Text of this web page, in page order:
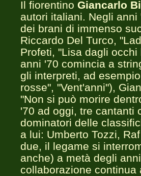
Il fiorentino Giancarlo
autori italiani. Negli
dei brani di immenso
Riccardo Del Turco,
Profeti, "Lisa dagli
anni '70 comincia a
gli interpreti, ad
rosse", "Vent'anni"),
"Non si può morire
'70 ad oggi, tre cantanti
dominatori delle
a lui: Umberto Tozzi,
due, il legame si
anche) a metà degli
collaborazione continua